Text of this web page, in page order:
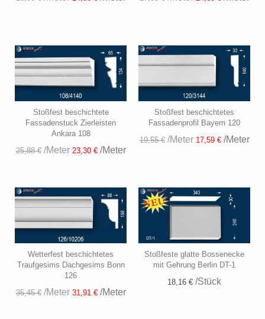
Stoßfest beschichtete
Fassadenstuck Zierleisten
Ankara 108
25,88 €/Meter 23,30 €/Meter
Stoßfest beschichtetes
Fassadenprofil Bayern 120
19,55 €/Meter 17,59 €/Meter
Wetterfest beschichtetes
Traufgesims Dachgesims Bonn
126
35,45 €/Meter 31,91 €/Meter
Stoßfeste glatte Bossenecke
mit Gehrung Berlin DT-1
18,16 € /Stück